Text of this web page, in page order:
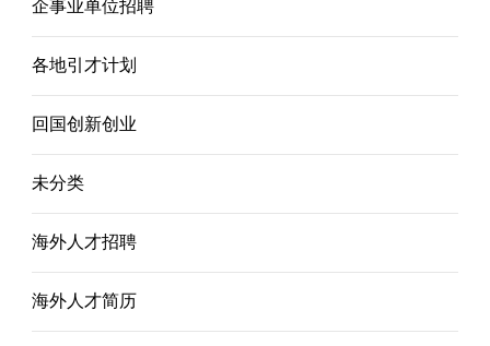
企事业单位招聘
各地引才计划
回国创新创业
未分类
海外人才招聘
海外人才简历